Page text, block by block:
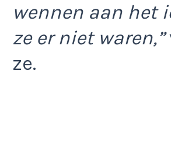
wennen aan het
ze er niet waren,”
ze.